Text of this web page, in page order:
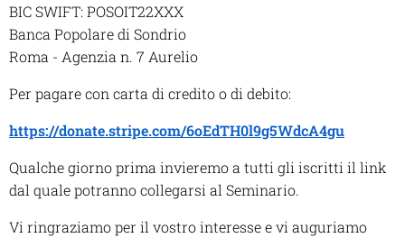
BIC SWIFT: POSOIT22XXX
Banca Popolare di Sondrio
Roma - Agenzia n. 7 Aurelio
Per pagare con carta di credito o di debito:
https://donate.stripe.com/6oEdTH0l9g5WdcA4gu
Qualche giorno prima invieremo a tutti gli iscritti il link
dal quale potranno collegarsi al Seminario.
Vi ringraziamo per il vostro interesse e vi auguriamo